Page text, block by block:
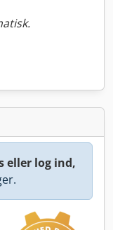
eller log ind,